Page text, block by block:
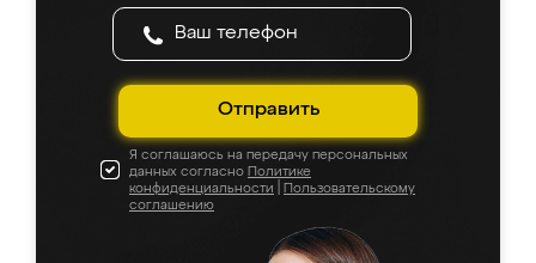
Отправить
Я соглашаюсь на передачу персональных
данных согласно Политике
конфиденциальности
Пользовательскому
соглашению